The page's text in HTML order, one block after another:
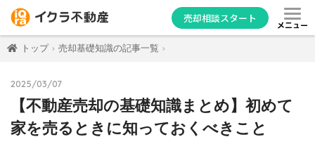
売却相談スタート
メニュー
トップ 売却基礎知識の記事一覧
2025/03/07
【不動産売却の基礎知識まとめ】初めて
家を売るときに知っておくべきこと